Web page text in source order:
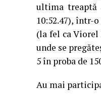
ultima treaptă
10:52.47), într-
(la fel ca Viorel
unde se
5 în proba de
Au mai